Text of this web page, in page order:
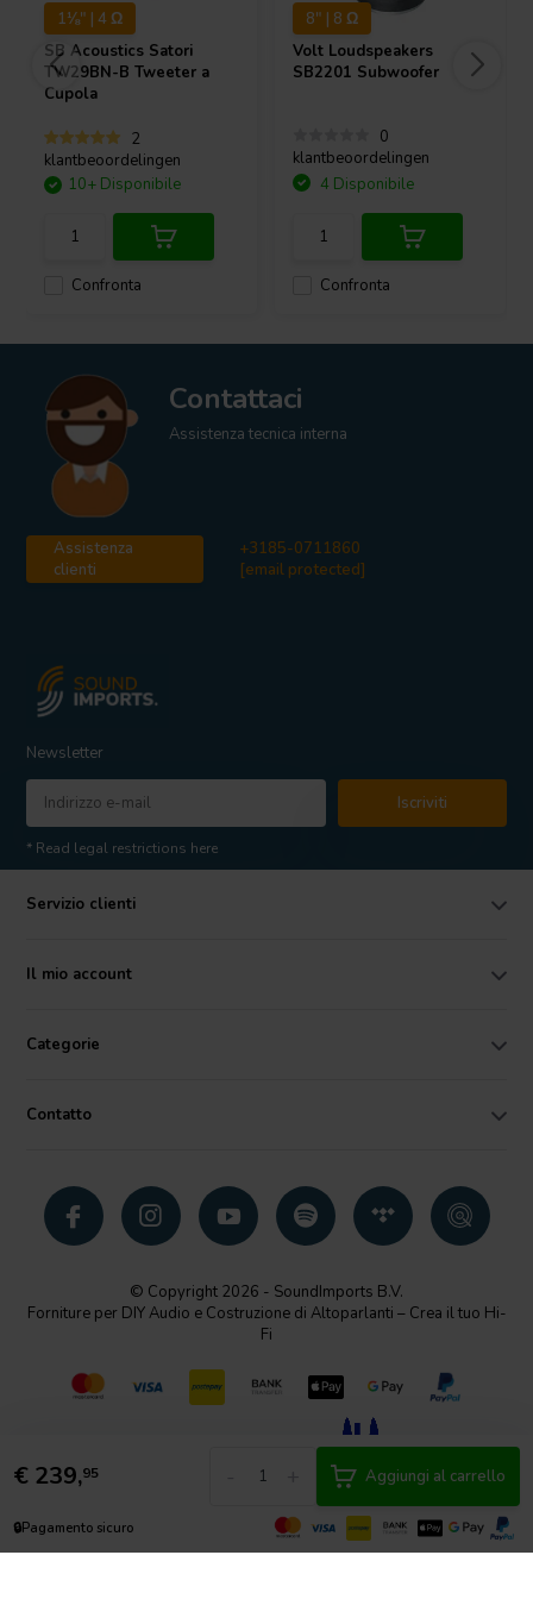
€ 239,95 Aggiungi al carrello
🔒Pagamento sicuro
1⅛" | 4 Ω
SB Acoustics Satori
TW29BN-B Tweeter a
Cupola
2
klantbeoordelingen
Confronta
10+ Disponibile
8" | 8 Ω
Volt Loudspeakers
SB2201 Subwoofer
0
klantbeoordelingen
Confronta
4 Disponibile
Contattaci
Assistenza tecnica interna
Assistenza
clienti
+3185-0711860
[email protected]
Newsletter
Iscriviti
* Read legal restrictions here
Servizio clienti
Il mio account
Categorie
Contatto
© Copyright 2026 - SoundImports B.V.
Forniture per DIY Audio e Costruzione di Altoparlanti – Crea il tuo Hi-
Fi